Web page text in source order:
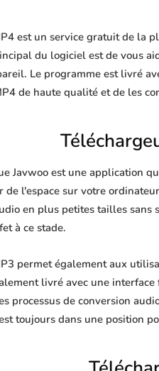
est un service gratuit de la
du logiciel est de vous
Le programme est livré
de haute qualité et de les
Javwoo est une application
de l'espace sur votre
en plus petites tailles
à ce stade.
permet également aux
livré avec une
processus de conversion
toujours dans une position